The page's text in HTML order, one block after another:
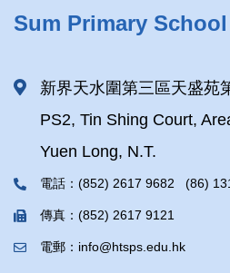
Sum Primary School
新界天水圍第三區天盛苑
PS2, Tin Shing Court,
Yuen Long, N.T.
電話：(852) 2617 9682 (86)
傳真：(852) 2617 9121
電郵：info@htsps.edu.hk